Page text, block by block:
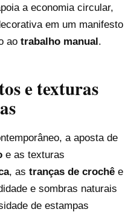
a economia circular,
em um manifesto
ao trabalho manual .
e texturas
a aposta de
e as texturas
, as tranças de crochê e
e sombras naturais
de estampas